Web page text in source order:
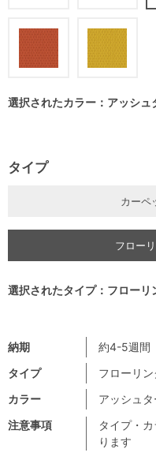
注意事項
タイプ・
ります
納期
約4-5週間
タイプ
フローリ
カラー
アッシュ
選択されたカラー：アッシュ
タイプ
カーペ
フロー
選択されたタイプ：フローリ